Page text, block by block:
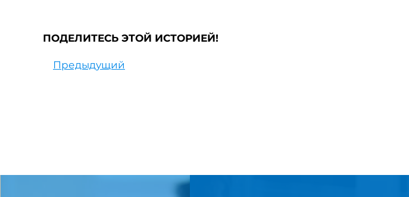
ПОДЕЛИТЕСЬ ЭТОЙ ИСТОРИЕЙ!
Предыдущий